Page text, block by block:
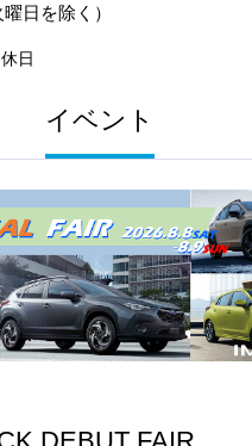
除く）
日
イベント